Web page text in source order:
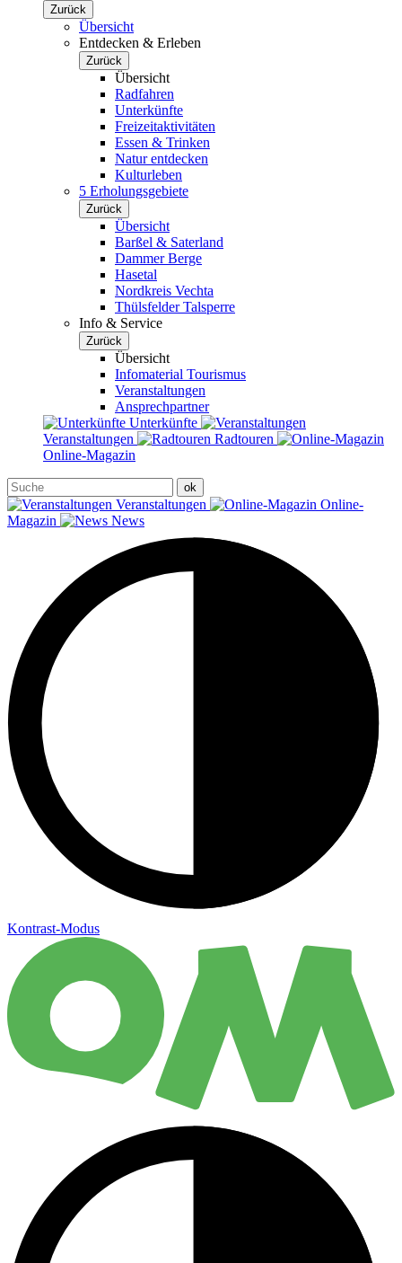
Zurück
Übersicht
Entdecken & Erleben
Zurück
Übersicht
Radfahren
Unterkünfte
Freizeitaktivitäten
Essen & Trinken
Natur entdecken
Kulturleben
5 Erholungsgebiete
Zurück
Übersicht
Barßel & Saterland
Dammer Berge
Hasetal
Nordkreis Vechta
Thülsfelder Talsperre
Info & Service
Zurück
Übersicht
Infomaterial Tourismus
Veranstaltungen
Ansprechpartner
Unterkünfte
Veranstaltungen
Radtouren
Online-Magazin
Veranstaltungen
Online-
Magazin
News
Kontrast-Modus